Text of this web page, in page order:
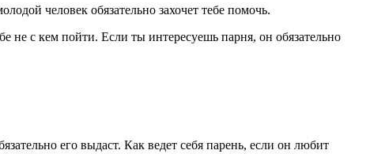
человек обязательно захочет тебе помочь.
не с кем пойти. Если ты интересуешь парня, он обязательно
его выдаст. Как ведет себя парень, если он любит